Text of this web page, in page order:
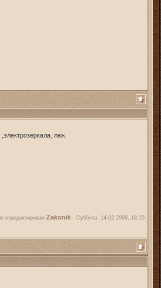
люк.
отредактировал Zakonik - Суббота, 14.02.2009, 18:15